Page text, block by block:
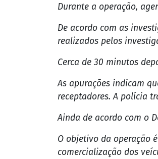
Durante a operação,
De acordo com as
realizados pelos
Cerca de 30 minutos
As apurações indicam
receptadores. A polícia
Ainda de acordo com o
O objetivo da operação
comercialização dos